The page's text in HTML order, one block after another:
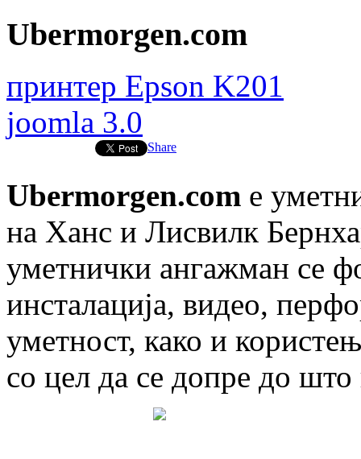
Ubermorgen.com
принтер Epson K201
joomla 3.0
Share
Ubermorgen.com е
на Ханс и Лисвилк
уметнички ангажман се
инсталација, видео,
уметност, како и
со цел да се допре до